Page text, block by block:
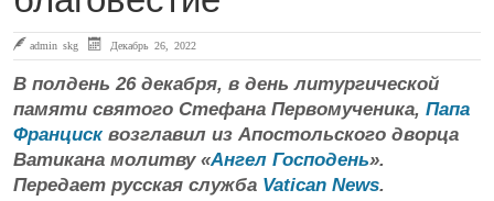
admin skg Декабрь 26, 2022
В полдень 26 декабря, в день литургической
памяти святого Стефана Первомученика, Папа
Франциск возглавил из Апостольского дворца
Ватикана молитву «Ангел Господень».
Передает русская служба Vatican News.